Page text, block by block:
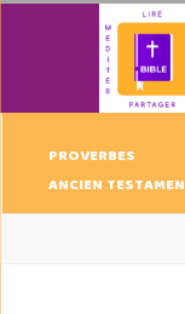
PROVERBES
ANCIEN